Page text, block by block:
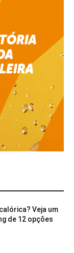
Veja um
de 12 opções